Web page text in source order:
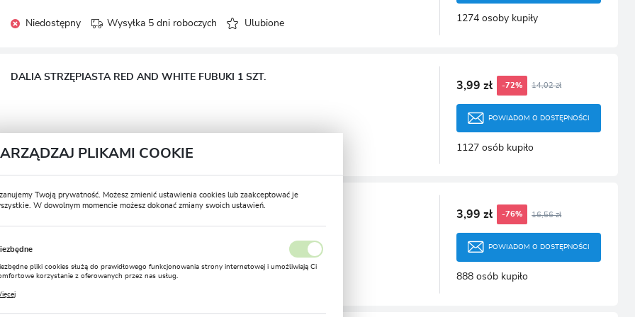
Niedostępny Wysyłka 5 dni roboczych Ulubione 1274 osoby kupiły
DALIA STRZĘPIASTA RED AND WHITE FUBUKI 1 SZT.
Niedostępny Wysyłka 5 dni roboczych
3,99 zł -72% 14,02 zł
POWIADOM O DOSTĘPNOŚCI
1127 osób kupiło
DALIA STRZĘPIASTA ORANGE FUBUKI 1 SZT.
Niedostępny Wysyłka 5 dni roboczych
3,99 zł -76% 16,56 zł
POWIADOM O DOSTĘPNOŚCI
888 osób kupiło
PLIKAMI COOKIE
Twoją prywatność. Możesz zmienić ustawienia cookies lub zaakceptować je
W dowolnym momencie możesz dokonać zmiany swoich ustawień.
pliki cookies służą do prawidłowego funkcjonowania strony internetowej i umożliwiają Ci
korzystanie z oferowanych przez nas usług.
preferencji prywatności, logowania czy wypełniania formularzy. Dzięki plikom cookies
Polska